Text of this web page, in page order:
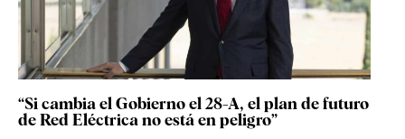
“Si cambia el Gobierno el 28-A, el plan de futuro
de Red Eléctrica no está en peligro”